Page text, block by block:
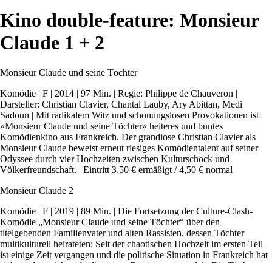
Kino double-feature: Monsieur
Claude 1 + 2
Monsieur Claude und seine Töchter
Komödie | F | 2014 | 97 Min. | Regie: Philippe de Chauveron |
Darsteller: Christian Clavier, Chantal Lauby, Ary Abittan, Medi
Sadoun | Mit radikalem Witz und schonungslosen Provokationen ist
»Monsieur Claude und seine Töchter« heiteres und buntes
Komödienkino aus Frankreich. Der grandiose Christian Clavier als
Monsieur Claude beweist erneut riesiges Komödientalent auf seiner
Odyssee durch vier Hochzeiten zwischen Kulturschock und
Völkerfreundschaft. | Eintritt 3,50 € ermäßigt / 4,50 € normal
Monsieur Claude 2
Komödie | F | 2019 | 89 Min. | Die Fortsetzung der Culture-Clash-
Komödie „Monsieur Claude und seine Töchter“ über den
titelgebenden Familienvater und alten Rassisten, dessen Töchter
multikulturell heirateten: Seit der chaotischen Hochzeit im ersten Teil
ist einige Zeit vergangen und die politische Situation in Frankreich hat